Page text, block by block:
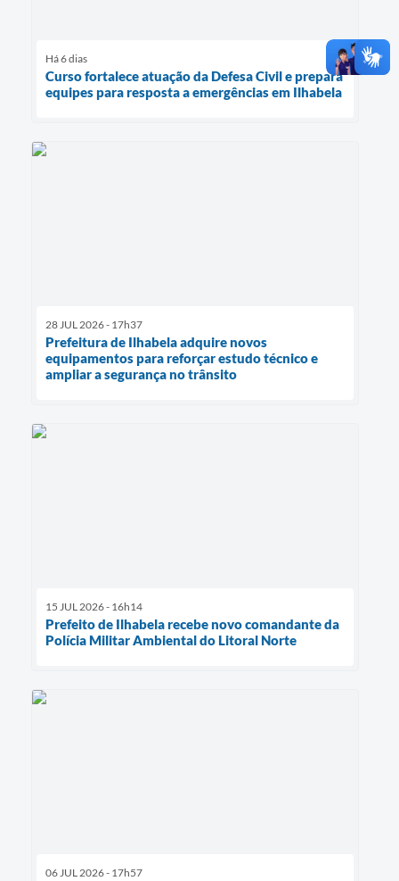
Há 6 dias
Curso fortalece atuação da Defesa Civil e prepara
equipes para resposta a emergências em Ilhabela
28 JUL 2026 - 17h37
Prefeitura de Ilhabela adquire novos
equipamentos para reforçar estudo técnico e
ampliar a segurança no trânsito
15 JUL 2026 - 16h14
Prefeito de Ilhabela recebe novo comandante da
Polícia Militar Ambiental do Litoral Norte
06 JUL 2026 - 17h57